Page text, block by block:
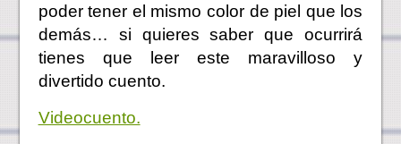
poder tener el mismo color de piel que los
demás… si quieres saber que ocurrirá
tienes que leer este maravilloso y
divertido cuento.
Videocuento.